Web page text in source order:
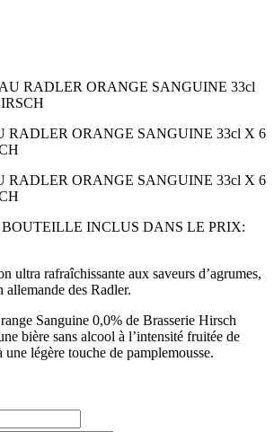
RADLER ORANGE SANGUINE 33cl X 6
RADLER ORANGE SANGUINE 33cl X 6
INCLUS DANS LE PRIX:
ultra rafraîchissante aux saveurs d’agrumes,
des Radler.
Sanguine 0,0% de Brasserie Hirsch
bière sans alcool à l’intensité fruitée de
une légère touche de pamplemousse.